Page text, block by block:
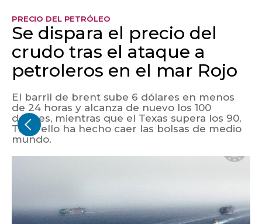
PRECIO DEL PETRÓLEO
Se dispara el precio del
crudo tras el ataque a
petroleros en el mar Rojo
El barril de brent sube 6 dólares en menos
de 24 horas y alcanza de nuevo los 100
dólares, mientras que el Texas supera los 90.
Todo ello ha hecho caer las bolsas de medio
mundo.